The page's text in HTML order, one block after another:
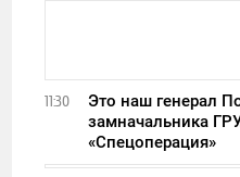
11:30
Это наш генерал
замначальника
«Спецоперация»